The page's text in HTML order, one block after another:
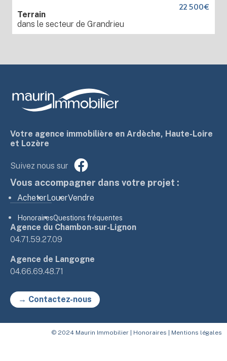
Terrain
dans le secteur de Grandrieu
22 500€
Votre agence immobilière en Ardèche, Haute-Loire
et Lozère
Suivez nous sur
Vous accompagner dans votre projet :
AcheterLouerVendre
HonorairesQuestions fréquentes
Agence du Chambon-sur-Lignon
04.71.59.27.09
Agence de Langogne
04.66.69.48.71
→ Contactez-nous
© 2024 Maurin Immobilier | Honoraires Mentions légales